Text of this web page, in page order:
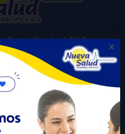
Granja San José del Guaviare
notificaciones judiciales: